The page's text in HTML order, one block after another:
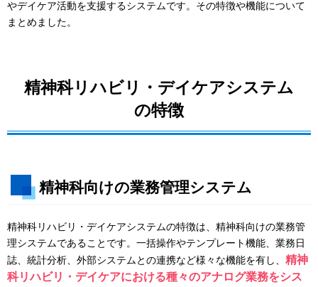
やデイケア活動を支援するシステムです。その特徴や機能について
まとめました。
精神科リハビリ・デイケアシステム
の特徴
精神科向けの業務管理システム
精神科リハビリ・デイケアシステムの特徴は、精神科向けの業務管
理システムであることです。一括操作やテンプレート機能、業務日
誌、統計分析、外部システムとの連携など様々な機能を有し、 精神
科リハビリ・デイケアにおける種々のアナログ業務をシス